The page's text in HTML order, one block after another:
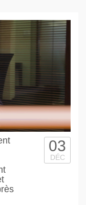
03
DÉC